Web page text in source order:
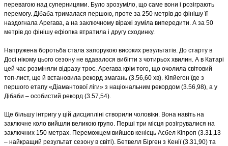
перевагою над суперницями. Було зрозуміло, що саме вони і розіграють
перемогу. Дібаба трималася першою, проте за 250 метрів до фінішу її
наздогнала Арегава, а на заключному віражі зуміла випередити. А за 50
метрів до фінішу ефіопка втратила і другу сходинку.
Напружена боротьба стала запорукою високих результатів. До старту в
Досі нікому цього сезону не вдавалося вибігти з чотирьох хвилин. А в Катарі
цей час розміняли відразу троє. Арегава крім того, що очолила світовий
топ-лист, ще й встановила рекорд змагань (3.56,60 хв). Кіпйегон їде з
першого етапу «Діамантової ліги» з національним рекордом (3.56,98), а у
Дібаби – особистий рекорд (3.57,54).
Ще більшу інтригу у цій дисципліні створили чоловіки. Вона навіть на
заключне коло вийшли великою групо. Перші три місця розігрувалися на
заключних 150 метрах. Переможцем вийшов кенієць Асбел Кіпроп (3.31,13
– найкращий результат сезону в світі). Бетвелл Бірген з Кенії (3.31,90) та